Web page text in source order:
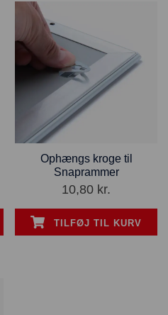
Ophængs kroge til
Snaprammer
10,80 kr.
TILFØJ TIL KURV